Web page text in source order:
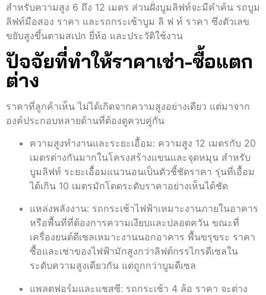
สำหรับความสูง 6 ถึง 12 เมตร ส่วนฝั่งบูมลิฟท์จะมีคำค้น รถบูม
ลิฟท์มือสอง ราคา และรถกระเช้าบูม ลิ ฟ ท์ ราคา ซึ่งตัวเลข
ขยับสูงขึ้นตามสเปก ยี่ห้อ และประวัติใช้งาน
ปัจจัยที่ทำให้ราคาเช่า-ซื้อแตก
ต่าง
ราคาที่ลูกค้าเห็น ไม่ได้เกิดจากความสูงอย่างเดียว แต่มาจาก
องค์ประกอบหลายด้านที่ต้องดูควบคู่กัน
ความสูงทำงานและระยะเอื้อม: ความสูง 12 เมตรกับ 20
เมตรต่างกันมากในโครงสร้างแขนและจุดหมุน สำหรับ
บูมลิฟท์ ระยะเอื้อมแนวนอนเป็นตัวชี้ชัดราคา รุ่นที่เอื้อม
ได้เกิน 10 เมตรมักโดดระดับราคาอย่างเห็นได้ชัด
แหล่งพลังงาน: รถกระเช้าไฟฟ้าเหมาะงานภายในอาคาร
หรือพื้นที่ที่ต้องการความเงียบและปลอดควัน ขณะที่
เครื่องยนต์ดีเซลเหมาะงานนอกอาคาร พื้นขรุขระ ราคา
ซื้อและเช่าของไฟฟ้ามักสูงกว่าลิฟต์กรรไกรดีเซลใน
ระดับความสูงเดียวกัน แต่ถูกกว่าบูมดีเซล
แพลตฟอร์มและแชสซี: รถกระเช้า 4 ล้อ ราคา จะต่าง